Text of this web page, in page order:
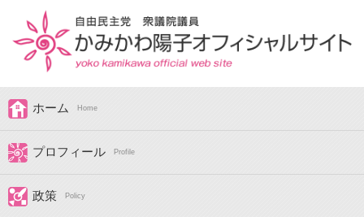
ホーム Home
プロフィール Profile
政策 Policy